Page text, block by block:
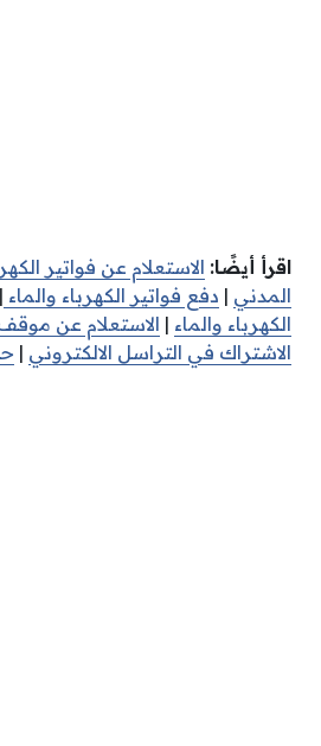
اقرأ أيضًا: الاستعلام عن فواتير
المدني | دفع فواتير الكهرباء والماء |
الكهرباء والماء | الاستعلام عن
الاشتراك في التراسل الالكتروني |